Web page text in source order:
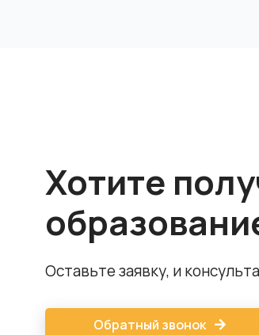
Хотите
Оставьте заявку, и
Обратный звонок